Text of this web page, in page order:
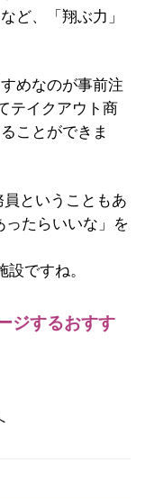
ど、「翔ぶ力」
めなのが事前注
テイクアウト商
ことができま
ということもあ
ったらいいな」を
ですね。
ジするおすす